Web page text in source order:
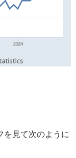
を見て次のように